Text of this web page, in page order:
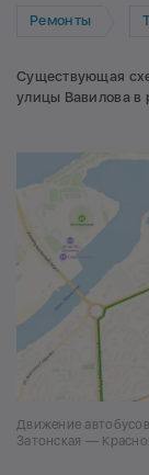
Ремонты
Существующая
улицы Вавилова в
Движение
Затонская —